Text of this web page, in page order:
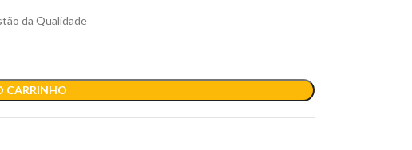
da Qualidade
CARRINHO